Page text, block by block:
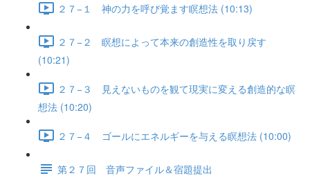
２７−１ 神の力を呼び覚ます瞑想法 (10:13)
２７−２ 瞑想によって本来の創造性を取り戻す
(10:21)
２７−３ 見えないものを観て現実に変える創造的な瞑
想法 (10:20)
２７−４ ゴールにエネルギーを与える瞑想法 (10:00)
第２７回 音声ファイル＆宿題提出